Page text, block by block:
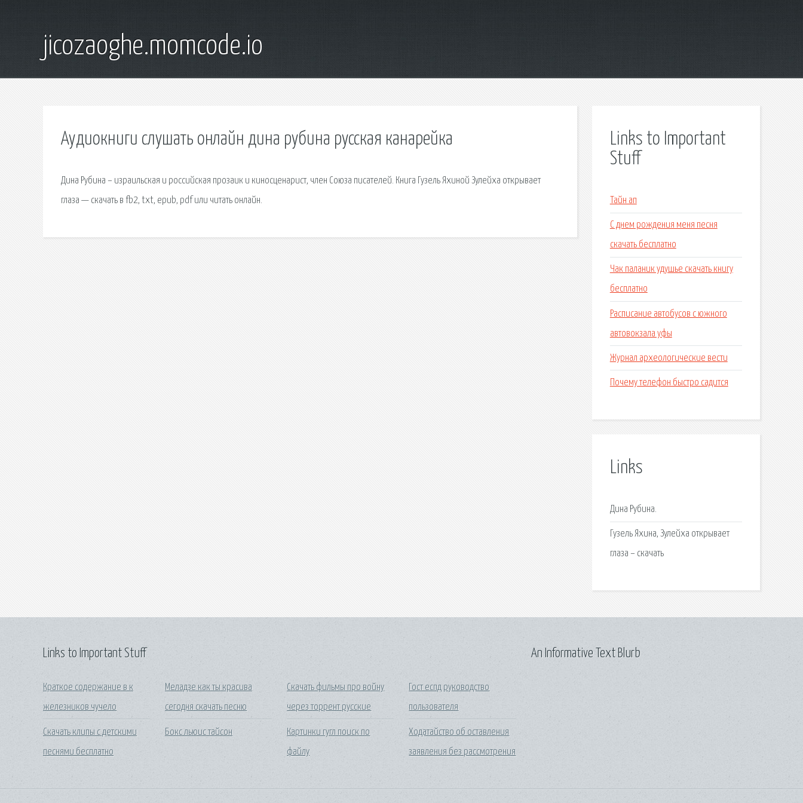
jicozaoghe.momcode.io
Аудиокниги слушать онлайн дина рубина русская канарейка
Дина Рубина – израильская и российская прозаик и киносценарист, член Союза писателей. Книга Гузель Яхиной Зулейха открывает
глаза — скачать в fb2, txt, epub, pdf или читать онлайн.
Links to Important
Stuff
Тайн ап
С днем рождения меня песня
скачать бесплатно
Чак паланик удушье скачать книгу
бесплатно
Расписание автобусов с южного
автовокзала уфы
Журнал археологические вести
Почему телефон быстро садится
Links
Дина Рубина.
Гузель Яхина, Зулейха открывает
глаза – скачать
Links to Important Stuff
Краткое содержание в к
железников чучело
Скачать клипы с детскими
песнями бесплатно
Меладзе как ты красива
сегодня скачать песню
Бокс льюис тайсон
Скачать фильмы про войну
через торрент русские
Картинки гугл поиск по
файлу
Гост еспд руководство
пользователя
Ходатайство об оставления
заявления без рассмотрения
An Informative Text Blurb